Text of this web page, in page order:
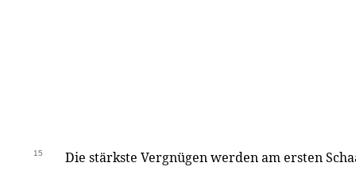
15 Die stärkste Vergnügen werden am ersten